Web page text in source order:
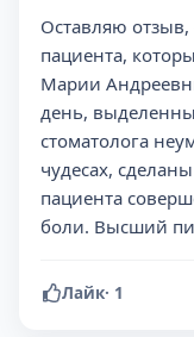
Оставляю отзыв,
пациента,
Марии
день,
стоматолога
чудесах,
пациента
боли. Высший
Лайк· 1